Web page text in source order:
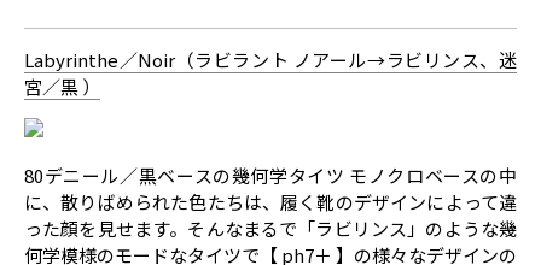
Labyrinthe／Noir（ラビラント ノアール→ラビリンス、迷
宮／黒 ）
80デニール／黒ベースの幾何学タイツ モノクロベースの中
に、散りばめられた色たちは、履く靴のデザインによって違
った顔を見せます。そんなまるで「ラビリンス」のような幾
何学模様のモードなタイツで【 ph7＋ 】の様々なデザインの